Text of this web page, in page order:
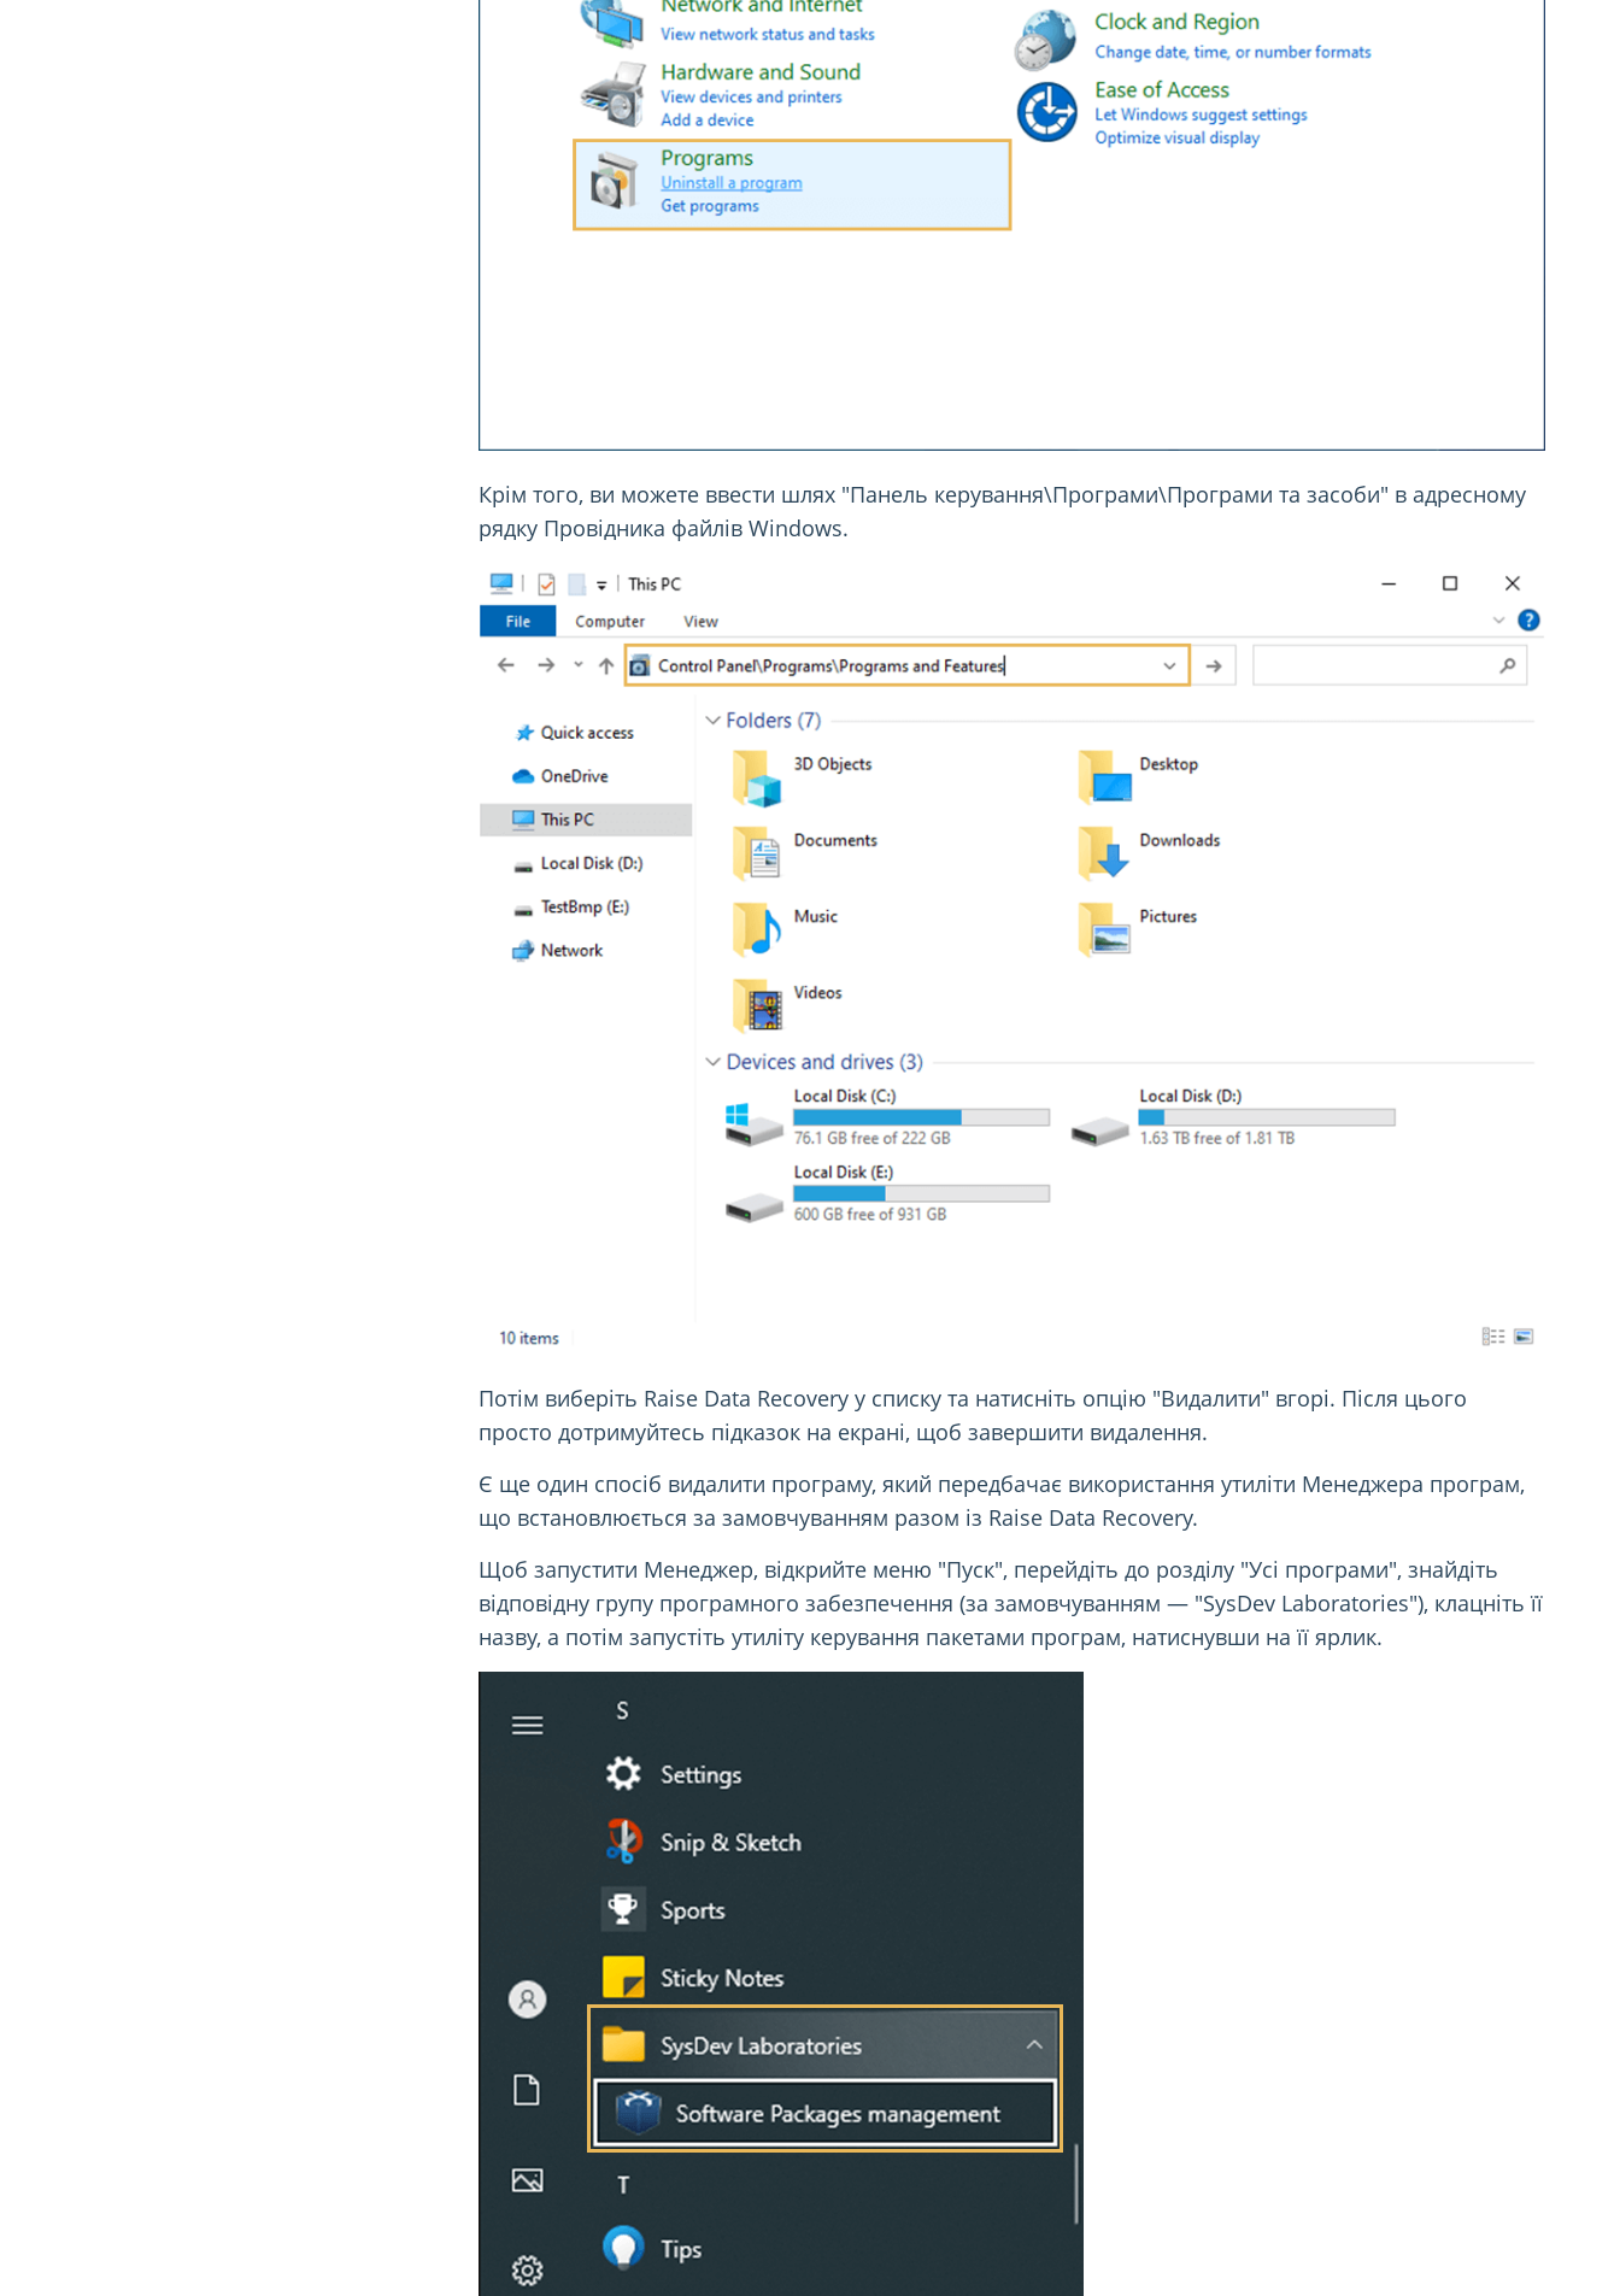
Крім того, ви можете ввести шлях "Панель керування\Програми\Програми та засоби" в адресному
рядку Провідника файлів Windows.
Потім виберіть Raise Data Recovery у списку та натисніть опцію "Видалити" вгорі. Після цього
просто дотримуйтесь підказок на екрані, щоб завершити видалення.
Є ще один спосіб видалити програму, який передбачає використання утиліти Менеджера програм,
що встановлюється за замовчуванням разом із Raise Data Recovery.
Щоб запустити Менеджер, відкрийте меню "Пуск", перейдіть до розділу "Усі програми", знайдіть
відповідну групу програмного забезпечення (за замовчуванням — "SysDev Laboratories"), клацніть її
назву, а потім запустіть утиліту керування пакетами програм, натиснувши на її ярлик.